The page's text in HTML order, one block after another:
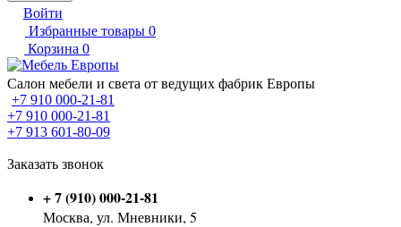
Войти
Избранные товары 0
Корзина 0
Салон мебели и света от ведущих фабрик Европы
+7 910 000-21-81
+7 910 000-21-81
+7 913 601-80-09
Заказать звонок
+ 7 (910) 000-21-81
Москва, ул. Мневники, 5